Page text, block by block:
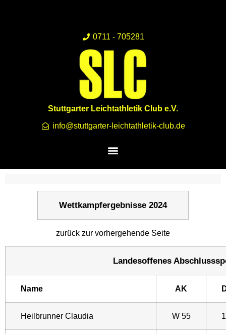
0711 - 705281
Stuttgarter Leichtathletik Club e.V.
info@stuttgarter-leichtathletik-club.de
Wettkampfergebnisse 2024
zurück zur vorhergehende Seite
Landesoffenes
Name AK
Heilbrunner Claudia W 55